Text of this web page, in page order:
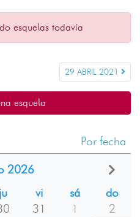
esquelas todavía
29 ABRIL 2021
esquela
Por fecha
2026
ju vi sá
do
31 1
2